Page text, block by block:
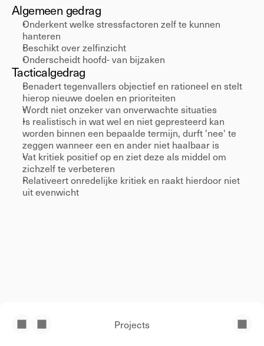
Projects
Algemeen gedrag
Onderkent welke stressfactoren zelf te kunnen
hanteren
Beschikt over zelfinzicht
Onderscheidt hoofd- van bijzaken
Tacticalgedrag
Benadert tegenvallers objectief en rationeel en stelt
hierop nieuwe doelen en prioriteiten
Wordt niet onzeker van onverwachte situaties
Is realistisch in wat wel en niet gepresteerd kan
worden binnen een bepaalde termijn, durft 'nee' te
zeggen wanneer een en ander niet haalbaar is
Vat kritiek positief op en ziet deze als middel om
zichzelf te verbeteren
Relativeert onredelijke kritiek en raakt hierdoor niet
uit evenwicht